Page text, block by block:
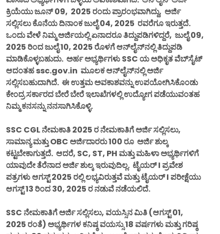
ಕ್ರಿಯೆಯು ಜೂನ್ 09, 2025 ರಂದು ಪ್ರಾರಂಭವಾಗಿದ್ದು, ಅರ್ಜಿ
ಸಲ್ಲಿಸಲು ಕೊನೆಯ ದಿನಾಂಕ ಜುಲೈ 04, 2025 ರವರೆಗೂ ಇರುತ್ತದೆ.
ಒಂದು ವೇಳೆ ನಿಮ್ಮ ಅರ್ಜಿಯಲ್ಲಿ ಏನಾದರೂ ತಿದ್ದುಪಡಿಗಳಿದ್ದರೆ, ಜುಲೈ 09,
2025 ರಿಂದ ಜುಲೈ 10, 2025 ರೊಳಗೆ ಆನ್‌ಲೈನ್‌ನಲ್ಲಿ ತಿದ್ದುಪಡಿ
ಮಾಡಿಕೊಳ್ಳಬಹುದು. ಅರ್ಹ ಅಭ್ಯರ್ಥಿಗಳು SSC ಯ ಅಧಿಕೃತ ವೆಬ್‌ಸೈಟ್
ಆದಂತಹ ssc.gov.in ಮೂಲಕ ಆನ್‌ಲೈನ್‌ನಲ್ಲಿ ಅರ್ಜಿ
ಸಲ್ಲಿಸಬಹುದಾಗಿದೆ. ಈ ಉತ್ತಮ ಅವಕಾಶವನ್ನು ಉಪಯೋಗಿಸಿಕೊಂಡು
ಕೇಂದ್ರ ಸರ್ಕಾರದ ಬೇರೆ ಬೇರೆ ಇಲಾಖೆಗಳಲ್ಲಿ ಉದ್ಯೋಗ ಪಡೆಯುವಂತಹ
ನಿಮ್ಮ ಕನಸನ್ನು ನನಸಾಗಿಸಿಕೊಳ್ಳಿ.
SSC CGL ನೇಮಕಾತಿ 2025 ರ ನೇಮಕಾತಿಗೆ ಅರ್ಜಿ ಸಲ್ಲಿಸಲು,
ಸಾಮಾನ್ಯ ಮತ್ತು OBC ಅರ್ಜಿದಾರರು 100 ರೂ ಅರ್ಜಿ ಶುಲ್ಕ
ಕಟ್ಟಬೇಕಾಗುತ್ತದೆ. ಆದರೆ, SC, ST, PH ಮತ್ತು ಮಹಿಳಾ ಅಭ್ಯರ್ಥಿಗಳಿಗೆ
ಯಾವುದೇ ತೆರೆನಾದ ಅರ್ಜಿ ಶುಲ್ಕ ಇರುವುದಿಲ್ಲ. ಟೈಯರ್ I ಪ್ರವೇಶ
ಪತ್ರಗಳು ಆಗಸ್ಟ್ 2025 ರಲ್ಲಿ ಲಭ್ಯವಿರುತ್ತವೆ ಮತ್ತು ಟೈಯರ್ I ಪರೀಕ್ಷೆಯು
ಆಗಸ್ಟ್ 13 ರಿಂದ 30, 2025 ರ ನಡುವೆ ನಡೆಯಲಿದೆ.
SSC ನೇಮಕಾತಿಗೆ ಅರ್ಜಿ ಸಲ್ಲಿಸಲು, ವಯಸ್ಸಿನ ಮಿತಿ (ಆಗಸ್ಟ್ 01,
2025 ರಂತೆ) ಅಭ್ಯರ್ಥಿಗಳ ಕನಿಷ್ಠ ವಯಸ್ಸು 18 ವರ್ಷಗಳು ಮತ್ತು ಗರಿಷ್ಠ